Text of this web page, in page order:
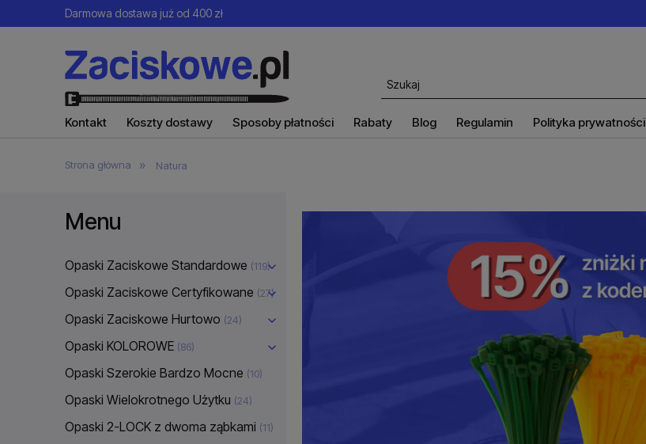
Darmowa dostawa już od 400 zł
Kontakt Koszty dostawy Sposoby płatności Rabaty Blog Regulamin Polityka prywatności
Strona główna » Natura
Menu
Opaski Zaciskowe Standardowe (119)
Opaski Zaciskowe Certyfikowane (27)
Opaski Zaciskowe Hurtowo (24)
Opaski KOLOROWE (86)
Opaski Szerokie Bardzo Mocne (10)
Opaski Wielokrotnego Użytku (24)
Opaski 2-LOCK z dwoma ząbkami (11)